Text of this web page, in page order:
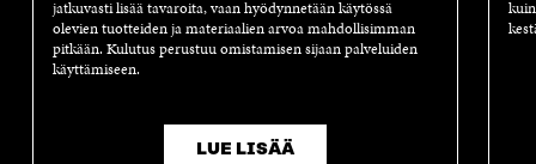
jatkuvasti lisää tavaroita, vaan hyödynnetään käytössä
olevien tuotteiden ja materiaalien arvoa mahdollisimman
pitkään. Kulutus perustuu omistamisen sijaan palveluiden
käyttämiseen.
LUE LISÄÄ